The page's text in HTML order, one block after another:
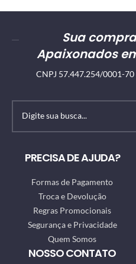
Sua
Apaixonados
CNPJ 57.447.254/0001-
PRECISA DE AJUDA?
Formas de Pagamento
Troca e Devolução
Regras Promocionais
Segurança e Privacidade
Quem Somos
NOSSO CONTATO